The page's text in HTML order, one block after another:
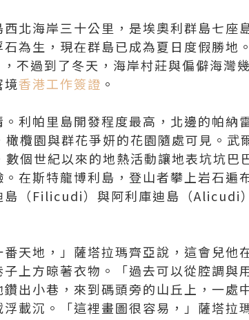
北海岸三十公里，是埃奧利群島七座
為生，現在群島已成為夏日度假勝地
不過到了冬天，海岸村莊與偏僻海灣
境香港工作簽證 。
利帕里島開發程度最高，北邊的帕
橄欖園與群花爭妍的花園隨處可見。
個世紀以來的地熱活動讓地表坑坑巴
在斯特龍博利島，登山者攀上岩石遍
島（Filicudi）與阿利庫迪島（Alicudi
番天地，」薩塔拉瑪齊亞說，這會兒
上方晾著衣物。「過去可以從腔調與
出小巷，來到碼頭旁的山丘上，一處
載沉。「這裡畫圖很容易，」薩塔拉